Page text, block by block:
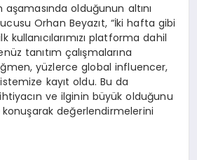
olduğunun altını
Orhan Beyazıt, “İki hafta gibi
kullanıcılarımızı platforma dahil
tanıtım çalışmalarına
yüzlerce global influencer,
kayıt oldu. Bu da
ve ilginin büyük olduğunu
değerlendirmelerini